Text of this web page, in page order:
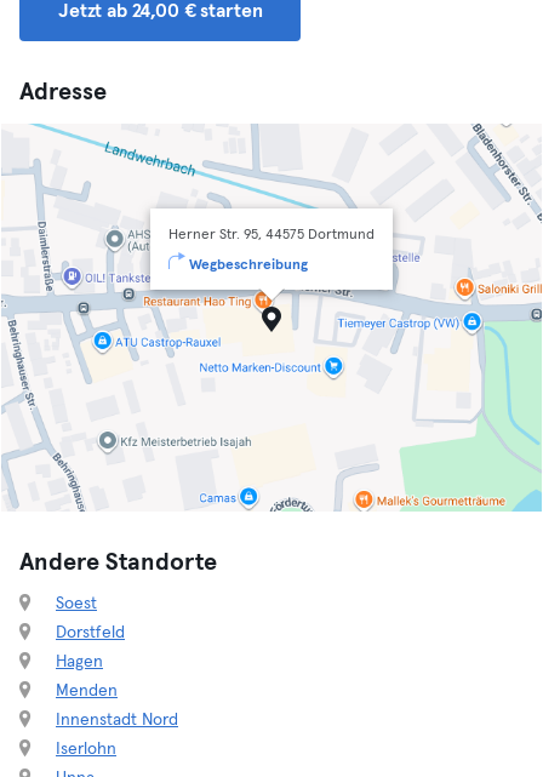
Jetzt ab 24,00 € starten
Adresse
Herner Str. 95, 44575 Dortmund
Wegbeschreibung
Andere Standorte
Soest
Dorstfeld
Hagen
Menden
Innenstadt Nord
Iserlohn